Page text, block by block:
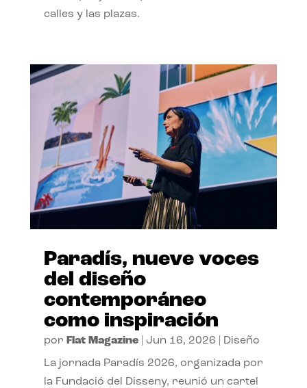
calles y las plazas.
Paradís, nueve voces
del diseño
contemporáneo
como inspiración
por Flat Magazine| Jun 16, 2026 Diseño
La jornada Paradís 2026, organizada por
la Fundació del Disseny, reunió un cartel